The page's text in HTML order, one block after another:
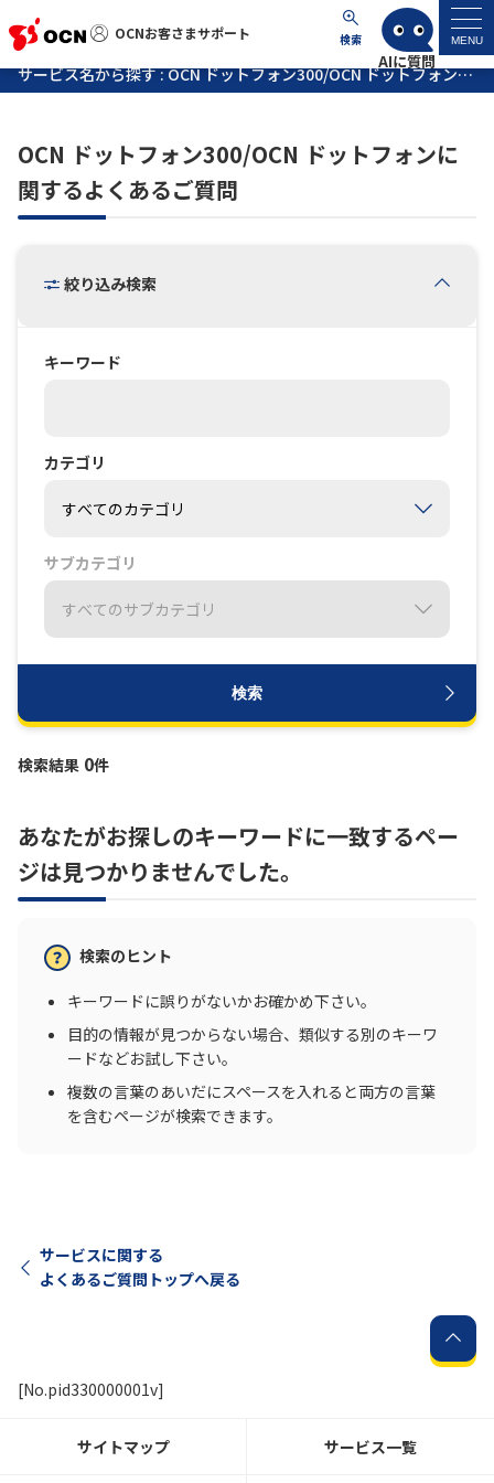
OCNお客さまサポート 検索 MENU
OCNお客さまサポート
マイページ
サポートトップ
よくあるご質問
工事・故障情報
お知らせ サポートサイトの使い方
NTTドコモビジネスのお客さ
工事・故障情報通知
サービス名から探す : OCN ドットフォン300/OCN ドットフォンに関するよくあるご質問
OCN ドットフォン300/OCN ドットフォンに
関するよくあるご質問
絞り込み検索
キーワード
カテゴリ
サブカテゴリ
検索
検索結果 0件
あなたがお探しのキーワードに一致するペー
ジは見つかりませんでした。
検索のヒント
キーワードに誤りがないかお確かめ下さい。
目的の情報が見つからない場合、類似する別のキーワ
ードなどお試し下さい。
複数の言葉のあいだにスペースを入れると両方の言葉
を含むページが検索できます。
サービスに関する
よくあるご質問トップへ戻る
[No.pid330000001v]
サイトマップ サービス一覧